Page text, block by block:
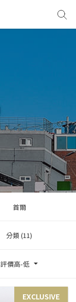
首爾
分類 (11)
評價高-低
EXCLUSIVE